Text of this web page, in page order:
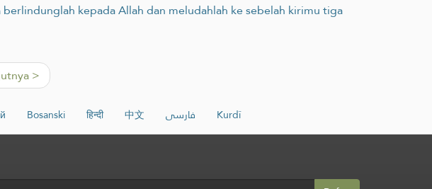
kepada Allah dan meludahlah ke sebelah kirimu tiga
>
Bosanski हिन्दी 中文 فارسی Kurdî